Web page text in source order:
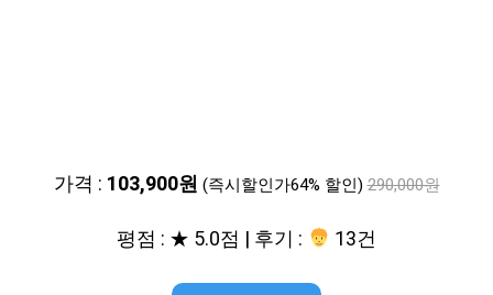
가격 : 103,900원 (즉시할인가64% 할인) 290,000원
평점 : ★ 5.0점 | 후기 : 13건